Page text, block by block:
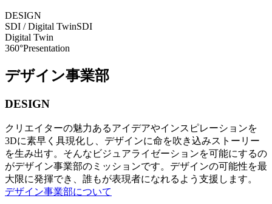
DESIGN
SDI / Digital TwinSDI
Digital Twin
360°Presentation
デザイン事業部
DESIGN
クリエイターの魅力あるアイデアやインスピレーションを
3Dに素早く具現化し、デザインに命を吹き込みストーリー
を生み出す。そんなビジュアライゼーションを可能にするの
がデザイン事業部のミッションです。デザインの可能性を最
大限に発揮でき、誰もが表現者になれるよう支援します。
デザイン事業部について